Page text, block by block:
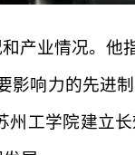
产业情况。他
影响力的先进
工学院建立